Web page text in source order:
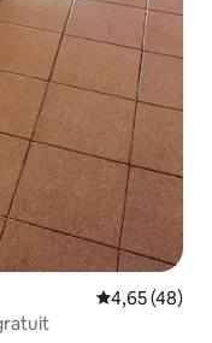
Évaluation
4,65 (48)